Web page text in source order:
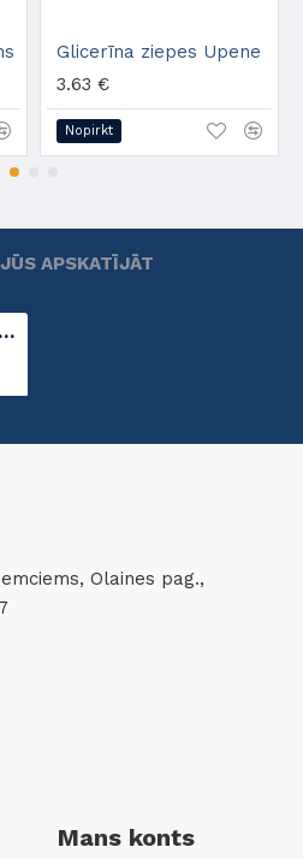
Glicerīna ziepes Upene
3.63 €
Nopirkt
JŪS APSKATĪJĀT
Glicerīna ziepes Zaļais ābols
Olaines pag.,
Mans konts